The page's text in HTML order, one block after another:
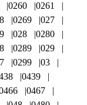
0260
0261
0269
027
028
0280
0289
029
0299
03
0439
0467